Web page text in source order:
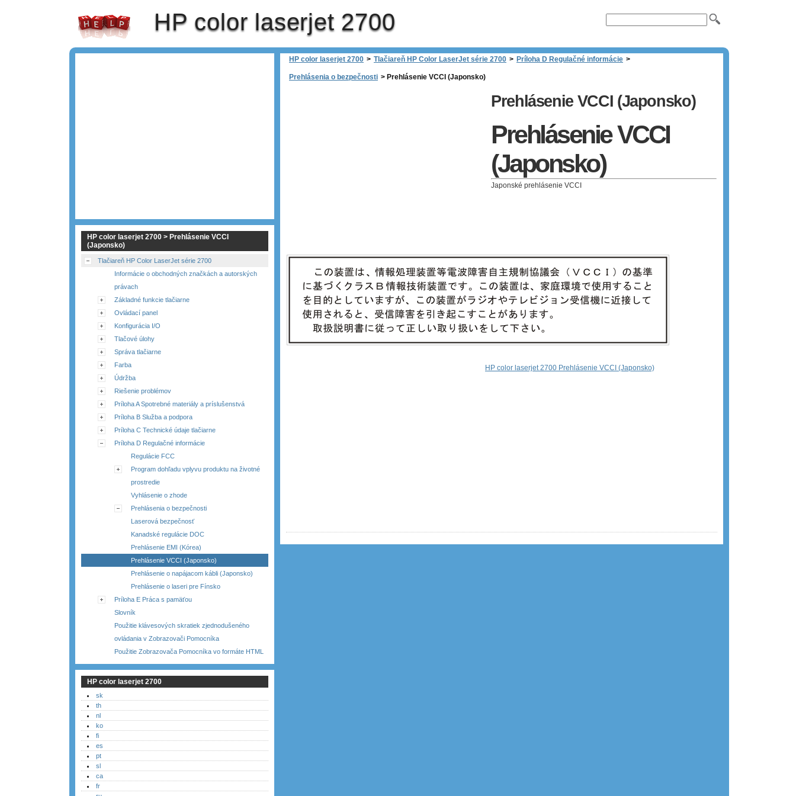
HP color laserjet 2700
HP color laserjet 2700 > Tlačiareň HP Color LaserJet série 2700 > Príloha D Regulačné informácie >
Prehlásenia o bezpečnosti > Prehlásenie VCCI (Japonsko)
Prehlásenie VCCI (Japonsko)
Prehlásenie VCCI
(Japonsko)
Japonské prehlásenie VCCI
HP color laserjet 2700 Prehlásenie VCCI (Japonsko)
HP color laserjet 2700 > Prehlásenie VCCI
(Japonsko)
Tlačiareň HP Color LaserJet série 2700
Informácie o obchodných značkách a autorských
právach
Základné funkcie tlačiarne
Ovládací panel
Konfigurácia I/O
Tlačové úlohy
Správa tlačiarne
Farba
Údržba
Riešenie problémov
Príloha A Spotrebné materiály a príslušenstvá
Príloha B Služba a podpora
Príloha C Technické údaje tlačiarne
Príloha D Regulačné informácie
Regulácie FCC
Program dohľadu vplyvu produktu na životné
prostredie
Vyhlásenie o zhode
Prehlásenia o bezpečnosti
Laserová bezpečnosť
Kanadské regulácie DOC
Prehlásenie EMI (Kórea)
Prehlásenie VCCI (Japonsko)
Prehlásenie o napájacom kábli (Japonsko)
Prehlásenie o laseri pre Fínsko
Príloha E Práca s pamäťou
Slovník
Použitie klávesových skratiek zjednodušeného
ovládania v Zobrazovači Pomocníka
Použitie Zobrazovača Pomocníka vo formáte HTML
HP color laserjet 2700
sk
th
nl
ko
fi
es
pt
sl
ca
fr